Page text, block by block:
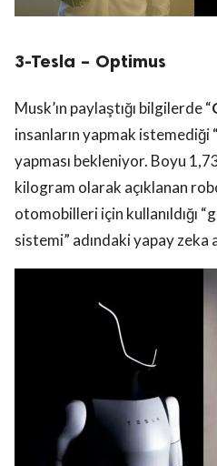
3-Tesla – Optimus
Musk’ın paylaştığı bilgilerde “
insanların yapmak istemediği
yapması bekleniyor. Boyu
kilogram olarak açıklanan
otomobilleri için kullanıldığı
sistemi” adındaki yapay zeka